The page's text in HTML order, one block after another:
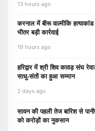
13 hours ago
करनाल में बीरू वाल्मीकि
भीतर बड़ी कार्रवाई
19 hours ago
हरिद्वार में श्री शिव कावड़ संघ
साधु-संतों का हुआ सम्मान
2 days ago
सावन की पहली तेज बारिश से
को करोड़ों का नुकसान